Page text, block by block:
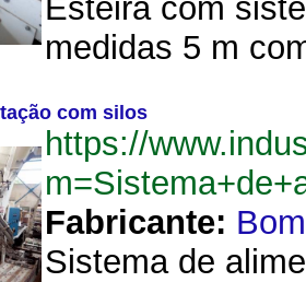
Esteira com
medidas 5 m
com silos
https://
Fabricante:
Sistema de